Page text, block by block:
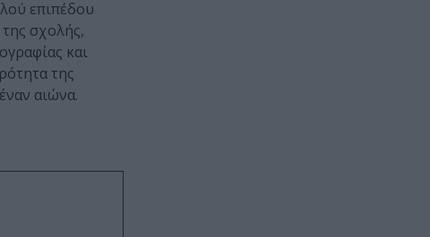
επιπέδου
σχολής,
και
της
αιώνα.